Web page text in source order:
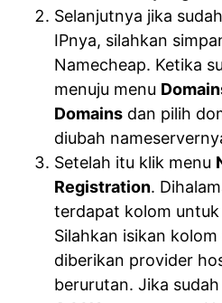
Selanjutnya jika
IPnya, silahkan
Namecheap. Ketika
menuju menu
Domains dan pilih
diubah
Setelah itu klik menu
Registration.
terdapat kolom untuk
Silahkan isikan
diberikan provider
berurutan. Jika